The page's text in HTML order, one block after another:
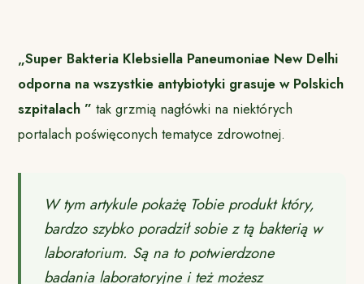
„Super Bakteria Klebsiella Paneumoniae New Delhi
odporna na wszystkie antybiotyki grasuje w Polskich
szpitalach ”tak grzmią nagłówki na niektórych
portalach poświęconych tematyce zdrowotnej.
W tym artykule pokażę Tobie produkt który,
bardzo szybko poradził sobie z tą bakterią w
laboratorium. Są na to potwierdzone
badania laboratoryjne i też możesz